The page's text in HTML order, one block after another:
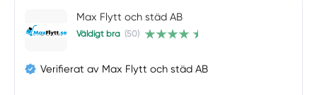
Max Flytt och städ AB
Väldigt bra (50)
Verifierat av Max Flytt och städ AB